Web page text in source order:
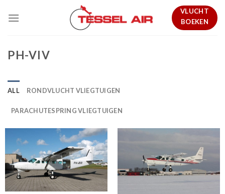
VLUCHT
BOEKEN
PH-VIV
ALL RONDVLUCHT VLIEGTUIGEN
PARACHUTESPRING VLIEGTUIGEN